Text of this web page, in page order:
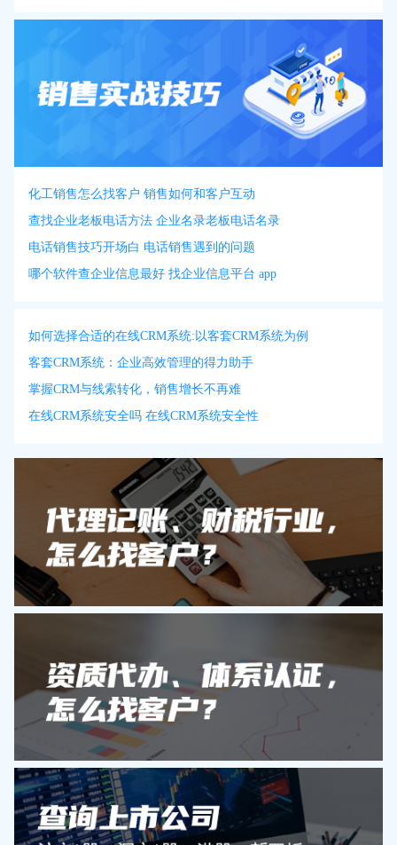
化工销售怎么找客户 销售如何和客户互动
查找企业老板电话方法 企业名录老板电话名录
电话销售技巧开场白 电话销售遇到的问题
哪个软件查企业信息最好 找企业信息平台 app
如何选择合适的在线CRM系统:以客套CRM系统为例
客套CRM系统：企业高效管理的得力助手
掌握CRM与线索转化，销售增长不再难
在线CRM系统安全吗 在线CRM系统安全性